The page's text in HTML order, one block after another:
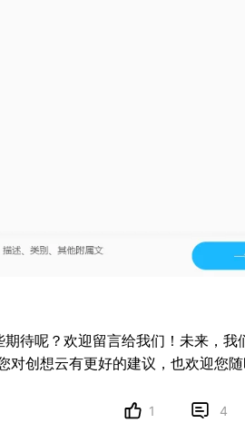
待呢？欢迎留言给我们！未来，我
创想云有更好的建议，也欢迎您随
1  4